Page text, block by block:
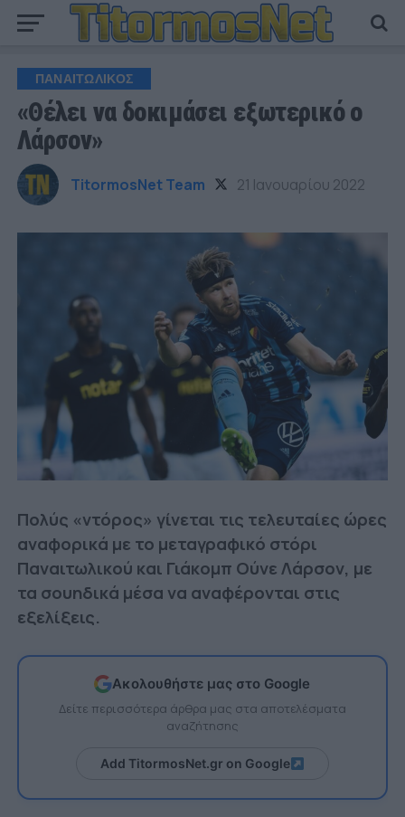
ΠΑΝΑΙΤΩΛΙΚΟΣ
«Θέλει να δοκιμάσει εξωτερικό ο
Λάρσον»
TitormosNet Team 21 Ιανουαρίου 2022
Πολύς «ντόρος» γίνεται τις τελευταίες ώρες
αναφορικά με το μεταγραφικό στόρι
Παναιτωλικού και Γιάκομπ Ούνε Λάρσον, με
τα σουηδικά μέσα να αναφέρονται στις
εξελίξεις.
Ακολουθήστε μας στο Google
Δείτε περισσότερα άρθρα μας στα αποτελέσματα
αναζήτησης
Add TitormosNet.gr on Google